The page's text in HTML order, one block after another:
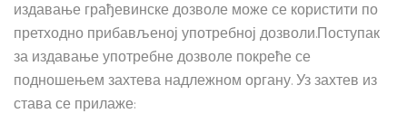
издавање грађевинске дозволе може се користити по
претходно прибављеној употребној дозволи.Поступак
за издавање употребне дозволе покреће се
подношењем захтева надлежном органу. Уз захтев из
става се прилаже: